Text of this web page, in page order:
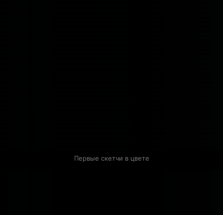
Первые скетчи в цвете